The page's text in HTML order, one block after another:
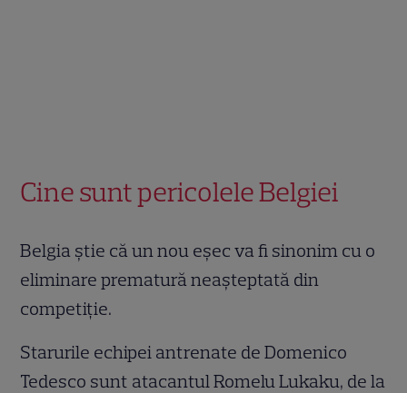
Cine sunt pericolele Belgiei
Belgia știe că un nou eșec va fi sinonim cu o
eliminare prematură neașteptată din
competiție.
Starurile echipei antrenate de Domenico
Tedesco sunt atacantul Romelu Lukaku, de la